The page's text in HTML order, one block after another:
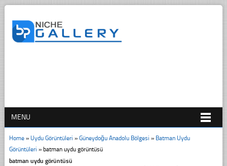
MENU
Home» Uydu Görüntüleri » Güneydoğu Anadolu Bölgesi » Batman Uydu
Görüntüleri » batman uydu görüntüsü
batman uydu görüntüsü